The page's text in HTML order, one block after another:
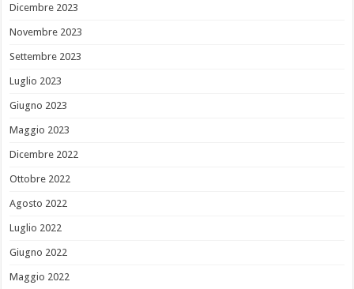
Dicembre 2023
Novembre 2023
Settembre 2023
Luglio 2023
Giugno 2023
Maggio 2023
Dicembre 2022
Ottobre 2022
Agosto 2022
Luglio 2022
Giugno 2022
Maggio 2022